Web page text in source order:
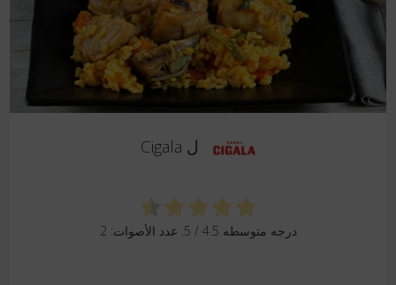
ل Cigala
درجه متوسطه 4.5 / 5. عدد الأصوات: 2